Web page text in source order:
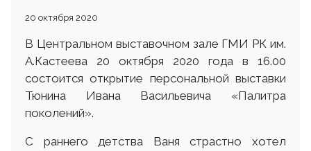
20 октября 2020
В Центральном выставочном зале ГМИ РК им.
А.Кастеева 20 октября 2020 года в 16.00
состоится открытие персональной выставки
Тюнина Ивана Васильевича «Палитра
поколений».
С раннего детства Ваня страстно хотел